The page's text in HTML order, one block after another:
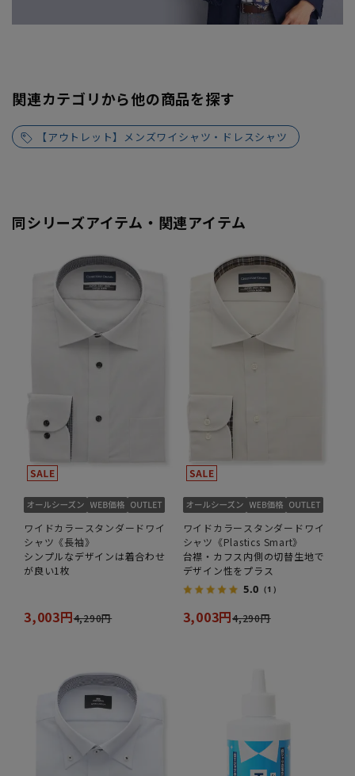
関連カテゴリから他の商品を探す
【アウトレット】メンズワイシャツ・ドレスシャツ
同シリーズアイテム・関連アイテム
ワイドカラースタンダードワイ
シャツ《長袖》
シンプルなデザインは着合わせ
が良い1枚
3,003円4,290円
ワイドカラースタンダードワイ
シャツ《Plastics Smart》
台襟・カフス内側の切替生地で
デザイン性をプラス
5.0 （1）
3,003円4,290円